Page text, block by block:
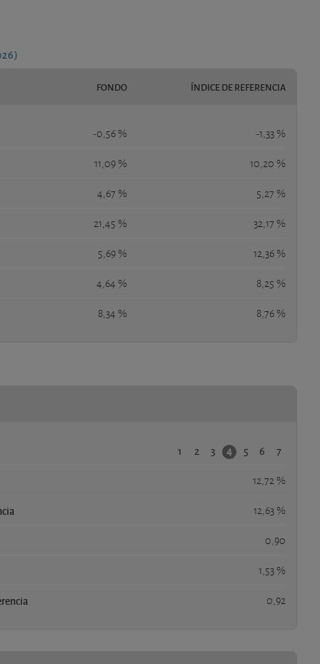
FONDO ÍNDICE DE REFERENCIA
-0,56 % -1,33 %
11,09 % 10,20 %
4,67 % 5,27 %
21,45 % 32,17 %
5,69 % 12,36 %
4,64 % 8,25 %
8,34 % 8,76 %
1 2 3 4 5 6 7
12,72 %
12,63 %
0,90
1,53 %
0,92